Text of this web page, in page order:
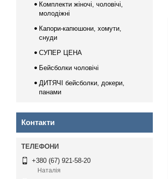
Комплекти жіночі, чоловічі,
молодіжні
Капори-капюшони, хомути,
снуди
СУПЕР ЦЕНА
Бейсболки чоловічі
ДИТЯЧІ бейсболки, докери,
панами
Контакти
+380 (67) 921-58-20
Наталія